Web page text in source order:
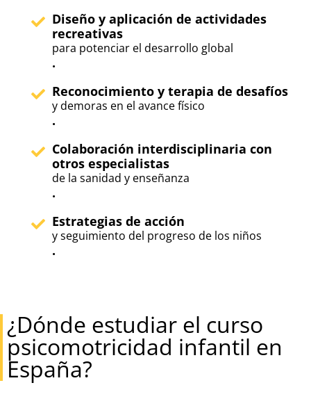
Diseño y aplicación de actividades
recreativas
para potenciar el desarrollo global
.
Reconocimiento y terapia de desafíos
y demoras en el avance físico
.
Colaboración interdisciplinaria con
otros especialistas
de la sanidad y enseñanza
.
Estrategias de acción
y seguimiento del progreso de los niños
.
¿Dónde estudiar el curso
psicomotricidad infantil en
España?